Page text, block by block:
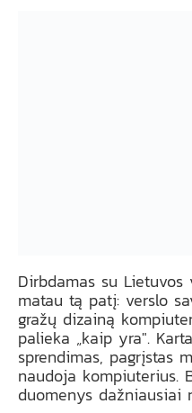
Dirbdamas su
matau tą patį: verslo
gražų dizainą
palieka „kaip yra".
sprendimas, pagrįstas
naudoja kompiuterius.
duomenys dažniausiai